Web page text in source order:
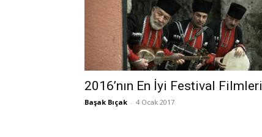
2016’nın En İyi Festival Filmleri
Başak Bıçak - 4 Ocak 2017